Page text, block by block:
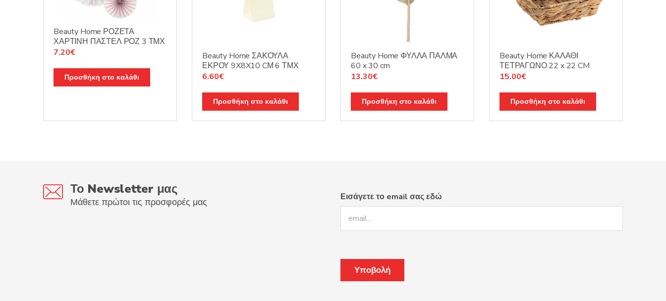
Beauty Home ΡΟΖΕΤΑ
ΧΑΡΤΙΝΗ ΠΑΣΤΕΛ ΡΟΖ 3 ΤΜΧ
7.20€
Προσθήκη στο καλάθι
Beauty Home ΣΑΚΟΥΛΑ
ΕΚΡΟΥ 9X8X10 CΜ 6 ΤΜΧ
6.60€
Προσθήκη στο καλάθι
Beauty Home ΦΥΛΛΑ ΠΑΛΜΑ
60 x 30 cm
13.30€
Προσθήκη στο καλάθι
Beauty Home ΚΑΛΑΘΙ
ΤΕΤΡΑΓΩΝΟ 22 x 22 CM
15.00€
Προσθήκη στο καλάθι
Το Newsletter μας
Μάθετε πρώτοι τις προσφορές μας Εισάγετε το email σας εδώ